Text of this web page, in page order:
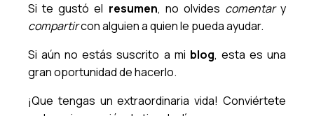
Si te gustó el resumen, no olvides comentary
compartircon alguien a quien le pueda ayudar.
Si aún no estás suscrito a mi blog, esta es una
gran oportunidad de hacerlo.
¡Que tengas un extraordinaria vida! Conviértete